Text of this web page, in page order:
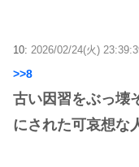
10: 2026/02/24(火)
>>8
古い因習をぶっ壊
にされた可哀想な